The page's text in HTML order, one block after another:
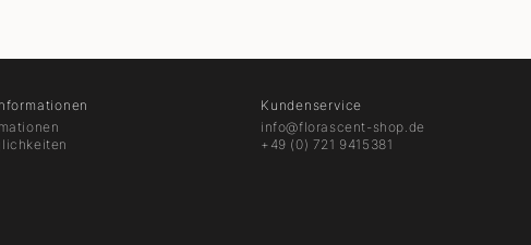
Kundenservice
info@florascent-shop.de
+49 (0) 721 9415381